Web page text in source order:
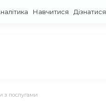
Навчитися Дізнатися
з послугами